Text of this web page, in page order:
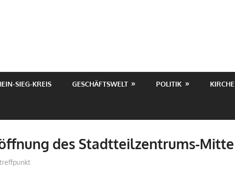
SIEG-KREIS GESCHÄFTSWELT POLITIK KIRCHE
des Stadtteilzentrums-Mitte
treffpunkt